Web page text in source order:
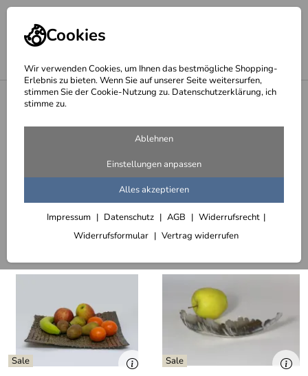
Cookies
Wir verwenden Cookies, um Ihnen das bestmögliche Shopping-
Erlebnis zu bieten. Wenn Sie auf unserer Seite weitersurfen,
stimmen Sie der Cookie-Nutzung zu. Datenschutzerklärung, ich
stimme zu.
Ablehnen
Einstellungen anpassen
Alles akzeptieren
Impressum Datenschutz AGB
Widerrufsrecht
Widerrufsformular
Vertrag widerrufen
Startseite
Seite 3 - Sonderangebote
afrikanische Kunst - Top Deal
Sortieren